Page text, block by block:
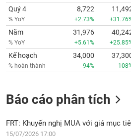
Quý 4
% YoY
8,722
+2.73%
Năm
% YoY
31,976
+5.61%
Kế hoạch
% hoàn thành
34,000
94%
Báo cáo phân tích
FRT: Khuyến nghị MUA với giá mục
15/07/2026 17:00